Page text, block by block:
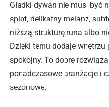
Gładki dywan nie musi być
splot, delikatny melanż,
niższą strukturę runa albo
Dzięki temu dodaje wnętrzu
spokojny. To dobre
ponadczasowe aranżacje i
sezonowe.